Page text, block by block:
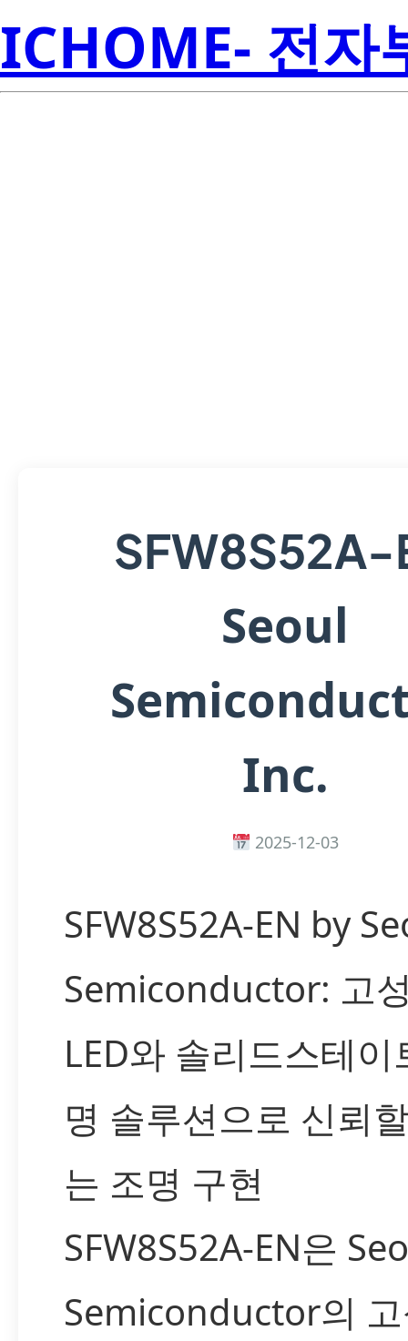
ICHOME- 전자
SFW8S52A-
Seoul
Inc.
2025-12-03
SFW8S52A-EN by
Semiconductor: 고
LED와 솔리드스테이
명 솔루션으로 신뢰
는 조명 구현
SFW8S52A-EN은
Semiconductor의